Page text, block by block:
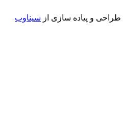
طراحی و پیاده سازی از سیناوب